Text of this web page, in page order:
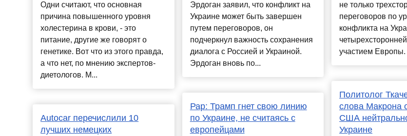
Одни считают, что основная
причина повышенного уровня
холестерина в крови, - это
питание, другие же говорят о
генетике. Вот что из этого правда,
а что нет, по мнению экспертов-
диетологов. М...
Autocar перечислили 10
лучших немецких
Эрдоган заявил, что конфликт на
Украине может быть завершен
путем переговоров, он
подчеркнул важность сохранения
диалога с Россией и Украиной.
Эрдоган вновь по...
Рар: Трамп гнет свою линию
по Украине, не считаясь с
европейцами
не только
переговоров по
конфликта на
участием Европы.
Политолог
слова Макрона
США
Украине